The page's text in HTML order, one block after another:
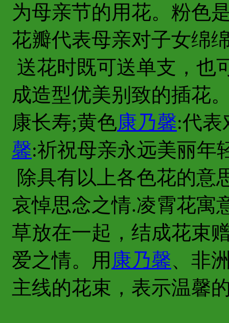
为母亲节的用花。粉色
花瓣代表母亲对子女绵
送花时既可送单支，也
成造型优美别致的插花
康长寿;黄色康乃馨:代表
馨:祈祝母亲永远美丽年
除具有以上各色花的意
哀悼思念之情.凌霄花寓
草放在一起，结成花束
爱之情。用 康乃馨、非
主线的花束，表示温馨